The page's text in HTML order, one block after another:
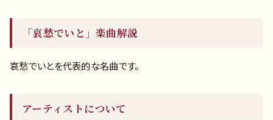
「哀愁でいと」楽曲解説
哀愁でいとを代表的な名曲です。
アーティストについて